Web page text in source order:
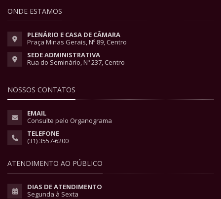
ONDE ESTAMOS
PLENÁRIO E CASA DE CÂMARA
Praça Minas Gerais, Nº 89, Centro
SEDE ADMINISTRATIVA
Rua do Seminário, Nº 237, Centro
NOSSOS CONTATOS
EMAIL
Consulte pelo Organograma
TELEFONE
(31) 3557-6200
ATENDIMENTO AO PÚBLICO
DIAS DE ATENDIMENTO
Segunda à Sexta